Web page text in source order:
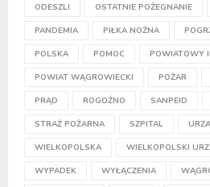
ODESZLI OSTATNIE POŻEGNANIE
PANDEMIA PIŁKA NOŻNA
POLSKA POMOC POWIATOWY
POWIAT WĄGROWIECKI POŻAR
PRĄD ROGOŹNO SANPEID
STRAŻ POŻARNA SZPITAL
WIELKOPOLSKA WIELKOPOLSKI
WYPADEK WYŁĄCZENIA